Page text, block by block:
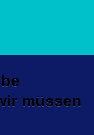
müssen